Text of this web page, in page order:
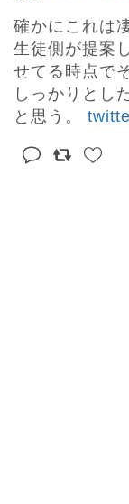
確かにこれは
生徒側が提案
せてる時点で
しっかりとし
と思う。